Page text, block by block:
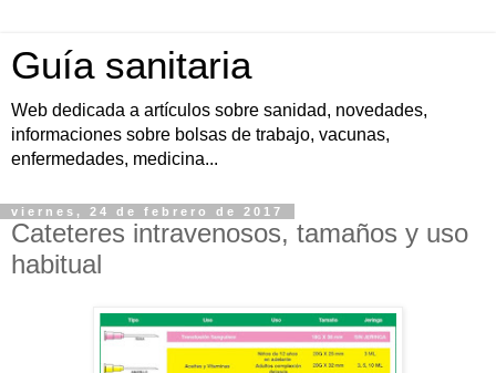
Guía sanitaria
Web dedicada a artículos sobre sanidad, novedades,
informaciones sobre bolsas de trabajo, vacunas,
enfermedades, medicina...
viernes, 24 de febrero de 2017
Cateteres intravenosos, tamaños y uso
habitual